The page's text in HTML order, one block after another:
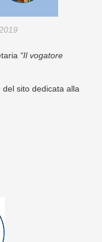
“Il vogatore
sito dedicata alla